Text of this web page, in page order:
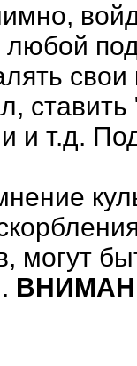
любой
ставить
и т.д.
могут